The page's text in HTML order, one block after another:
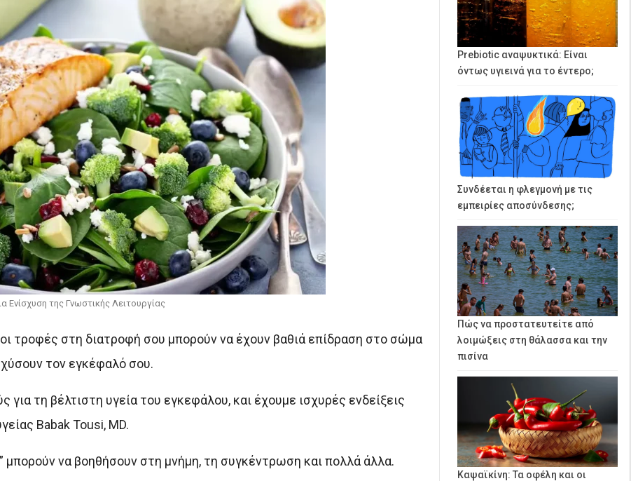
Ενίσχυση της Γνωστικής Λειτουργίας
τροφές στη διατροφή σου μπορούν να έχουν βαθιά επίδραση στο σώμα
τον εγκέφαλό σου.
για τη βέλτιστη υγεία του εγκεφάλου, και έχουμε ισχυρές ενδείξεις
Babak Tousi, MD.
μπορούν να βοηθήσουν στη μνήμη, τη συγκέντρωση και πολλά άλλα.
Prebiotic αναψυκτικά: Είναι
όντως υγιεινά για το έντερο;
Συνδέεται η φλεγμονή με τις
εμπειρίες αποσύνδεσης;
Πώς να προστατευτείτε από
λοιμώξεις στη θάλασσα και την
πισίνα
Καψαϊκίνη: Τα οφέλη και οι